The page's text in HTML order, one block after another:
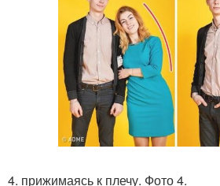
4. прижимаясь к плечу. Фото 4.